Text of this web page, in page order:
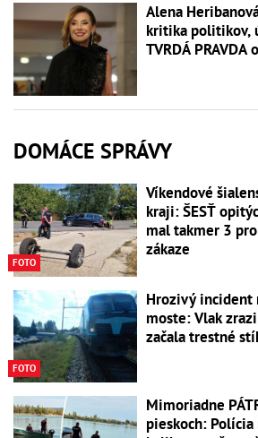
Alena
kritika politikov,
TVRDÁ PRAVDA
DOMÁCE SPRÁVY
FOTO
Víkendové
kraji: ŠESŤ
mal takmer 3
zákaze
FOTO
Hrozivý incident
moste: Vlak
začala trestné
Mimoriadne
pieskoch: